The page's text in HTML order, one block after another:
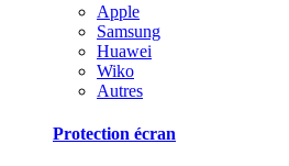
Apple
Samsung
Huawei
Wiko
Autres
Protection écran